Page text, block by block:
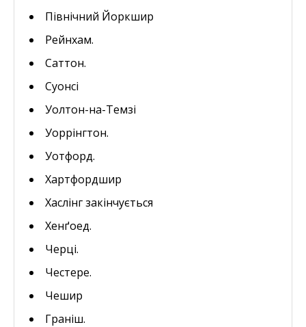
Північний Йоркшир
Рейнхам.
Саттон.
Суонсі
Уолтон-на-Темзі
Уоррінгтон.
Уотфорд.
Хартфордшир
Хаслінг закінчується
Хенґоед.
Черці.
Честере.
Чешир
Граніш.